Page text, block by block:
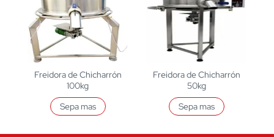
Freidora de Chicharrón
100kg
Sepa mas
Freidora de Chicharrón
50kg
Sepa mas